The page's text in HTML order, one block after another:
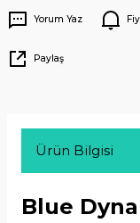
Yorum Yaz
Paylaş
Ürün Bilgisi
Blue